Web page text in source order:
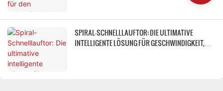
SPIRAL-SCHNELLLAUFTOR: DIE ULTIMATIVE
INTELLIGENTE LÖSUNG FÜR GESCHWINDIGKEIT,